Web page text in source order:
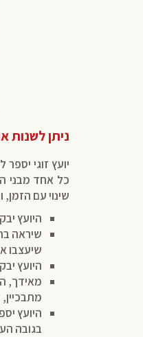
ניתן לשנות
יועץ זוגי
כל אחד מבני
שינוי עם
היועץ
שיראה
שיעצבו
היועץ
מאידך,
היועץ
בגובה